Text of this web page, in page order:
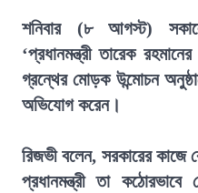
শনিবার (৮ আগস্ট) সকালে
‘প্রধানমন্ত্রী তারেক
গ্রন্থের মোড়ক উন্মোচন
অভিযোগ করেন।
রিজভী বলেন, সরকারের কাজে
প্রধানমন্ত্রী তা